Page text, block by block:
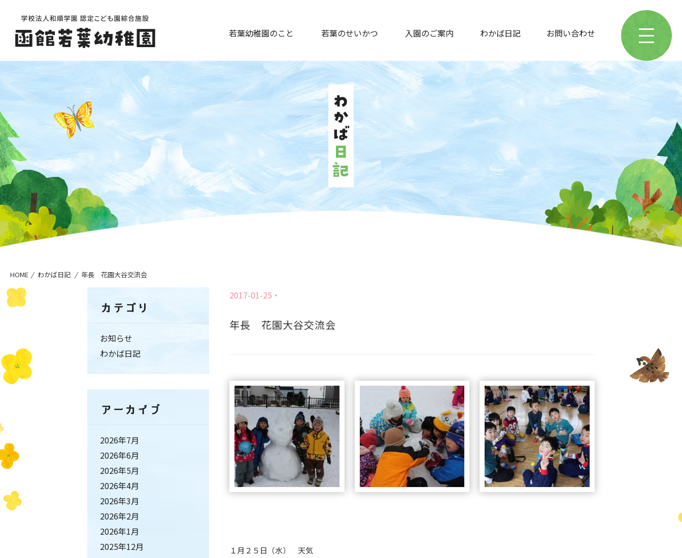
若葉幼稚園のこと 若葉のせいかつ 入園のご案内 わかば日記 お問い合わせ
HOME わかば日記 年長 花園大谷交流会
2017-01-25
年長 花園大谷交流会
１月２５日（水） 天気
カテゴリ
お知らせ
わかば日記
アーカイブ
2026年7月
2026年6月
2026年5月
2026年4月
2026年3月
2026年2月
2026年1月
2025年12月